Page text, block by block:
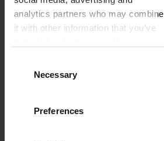
analytics partners who may combine
it with other information that you’ve
services.
SelectionNecessary
Preferences